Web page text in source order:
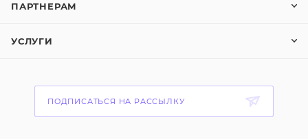
ПАРТНЕРАМ
УСЛУГИ
ПОДПИСАТЬСЯ НА РАССЫЛКУ